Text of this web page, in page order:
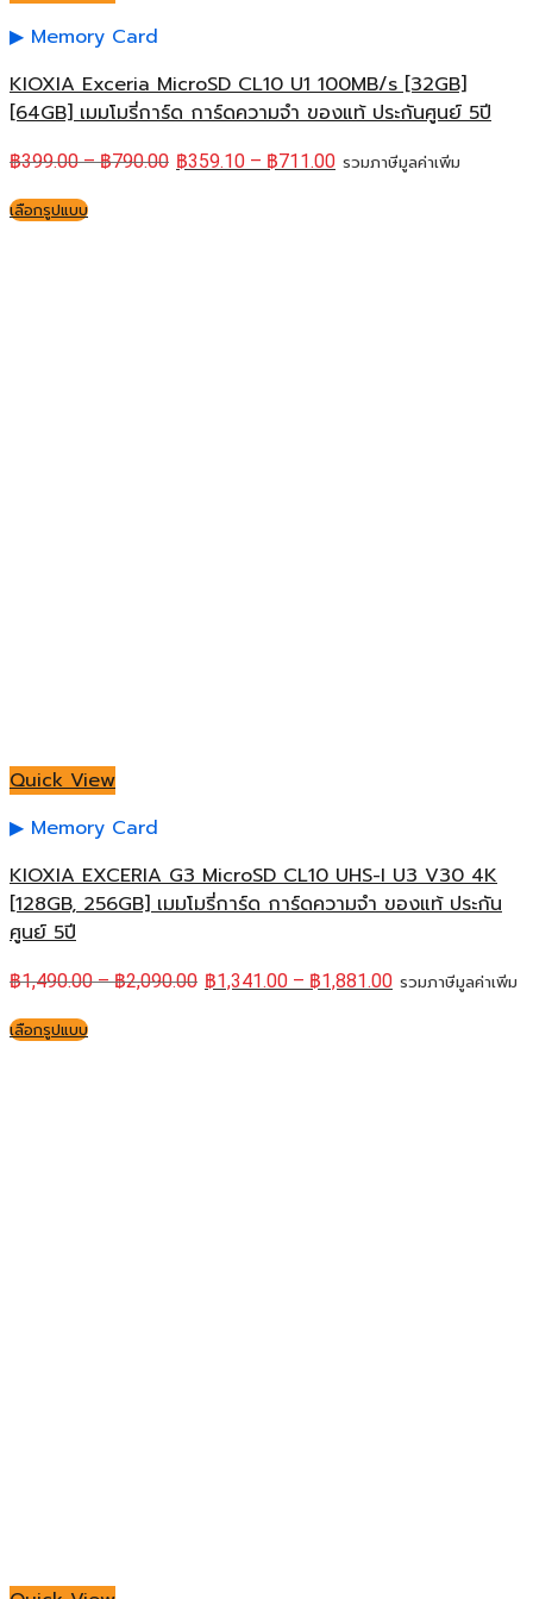
Memory Card
KIOXIA Exceria MicroSD CL10 U1 100MB/s [32GB]
[64GB] เมมโมรี่การ์ด การ์ดความจำ ของแท้ ประกันศูนย์ 5ปี
฿399.00–฿790.00 ฿359.10 – ฿711.00 รวมภาษีมูลค่าเพิ่ม
เลือกรูปแบบ
Quick View
Memory Card
KIOXIA EXCERIA G3 MicroSD CL10 UHS-I U3 V30 4K
[128GB, 256GB] เมมโมรี่การ์ด การ์ดความจำ ของแท้ ประกัน
ศูนย์ 5ปี
฿1,490.00–฿2,090.00 ฿1,341.00 – ฿1,881.00 รวมภาษีมูลค่าเพิ่ม
เลือกรูปแบบ